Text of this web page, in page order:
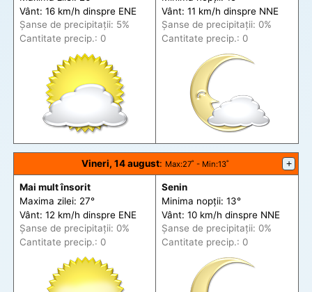
Vânt: 16 km/h dinspre ENE
Șanse de precipitații: 5%
Cantitate precip.: 0
Vânt: 11 km/h dinspre NNE
Șanse de precipitații: 0%
Cantitate precip.: 0
Vineri, 14 august: Max:27˚ - Min:13˚ +
Mai mult însorit
Maxima zilei: 27°
Vânt: 12 km/h dinspre ENE
Șanse de precipitații: 0%
Cantitate precip.: 0
Senin
Minima nopții: 13°
Vânt: 10 km/h dinspre NNE
Șanse de precipitații: 0%
Cantitate precip.: 0